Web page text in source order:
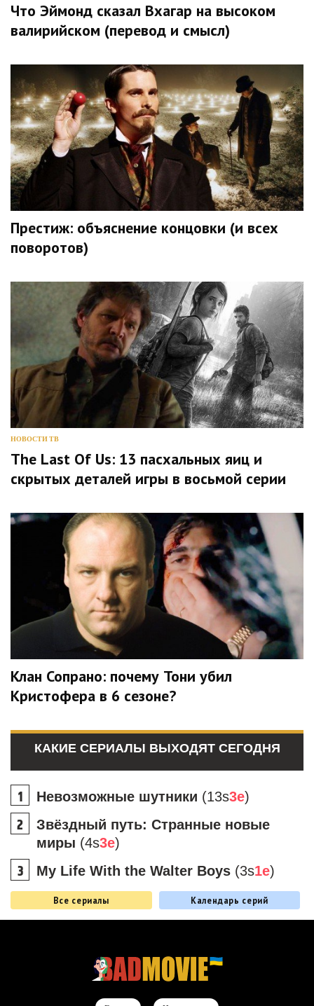
Что Эймонд сказал Вхагар на высоком
валирийском (перевод и смысл)
Престиж: объяснение концовки (и всех
поворотов)
НОВОСТИ ТВ
The Last Of Us: 13 пасхальных яиц и
скрытых деталей игры в восьмой серии
Клан Сопрано: почему Тони убил
Кристофера в 6 сезоне?
КАКИЕ СЕРИАЛЫ ВЫХОДЯТ СЕГОДНЯ
Невозможные шутники (13s3e)
Звёздный путь: Странные новые
миры (4s3e)
My Life With the Walter Boys (3s1e)
Все сериалы Календарь серий